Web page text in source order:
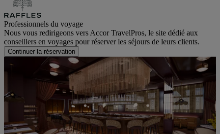
Professionnels du voyage
Nous vous redirigeons vers Accor TravelPros, le site dédié aux
conseillers en voyages pour réserver les séjours de leurs clients.
Continuer la réservation